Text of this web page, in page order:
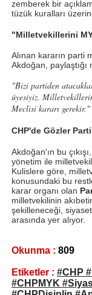
zemberek bir
tüzük kuralları
"Milletvekillerini
Alınan kararın parti
Akdoğan,
"Bizi partiden
üyesiyiz.
Meclisi kararı gerekir."
CHP'de Gözler
Akdoğan'ın bu
yönetim ile
Kulislere göre,
konusundaki bu
karar organı olan
milletvekilinin
şekilleneceği,
arasında yer alıyor.
Okunma : 809
Etiketler : #CHP
#CHPMYK